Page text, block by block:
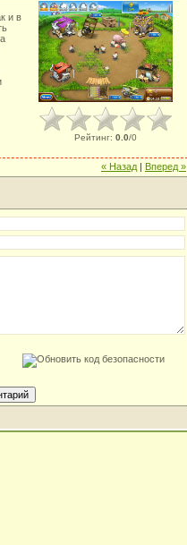
и в
Рейтинг: 0.0/0
« Назад Вперед »